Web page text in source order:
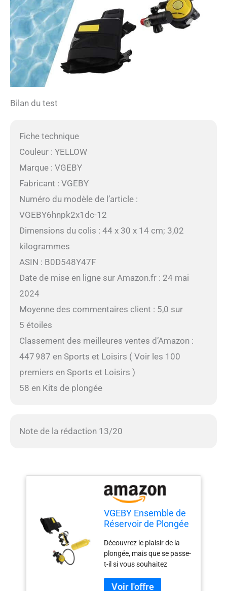
Bilan du test
Fiche technique
Couleur : YELLOW
Marque : VGEBY
Fabricant : VGEBY
Numéro du modèle de l’article :
VGEBY6hnpk2x1dc-12
Dimensions du colis : 44 x 30 x 14 cm; 3,02
kilogrammes
ASIN : B0D548Y47F
Date de mise en ligne sur Amazon.fr : 24 mai
2024
Moyenne des commentaires client : 5,0 sur
5 étoiles
Classement des meilleures ventes d’Amazon :
447 987 en Sports et Loisirs ( Voir les 100
premiers en Sports et Loisirs )
58 en Kits de plongée
Note de la rédaction 13/20
VGEBY Ensemble de
Réservoir de Plongée
Ensemble de Cylindre
D'oxygène sous-
Marin de 1 L, Mini
Réservoir de Plongée
Portable avec
Découvrez le plaisir de la
plongée, mais que se passe-
t-il si vous souhaitez
disposez pas d'équipement